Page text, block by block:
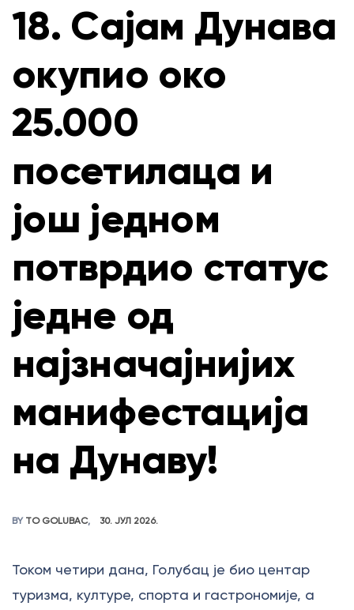
18. Сајам Дунава
окупио око
25.000
посетилаца и
још једном
потврдио статус
једне од
најзначајнијих
манифестација
на Дунаву!
BY TO GOLUBAC 30. ЈУЛ 2026.
Током четири дана, Голубац је био центар
туризма, културе, спорта и гастрономије, а